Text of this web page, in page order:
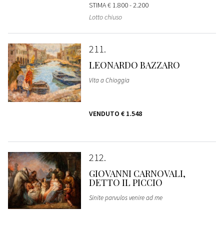
STIMA€ 1.800 - 2.200
Lotto chiuso
211
LEONARDO BAZZARO
Vita a Chioggia
VENDUTO € 1.548
212
GIOVANNI CARNOVALI,
DETTO IL PICCIO
Sinite parvulos venire ad me